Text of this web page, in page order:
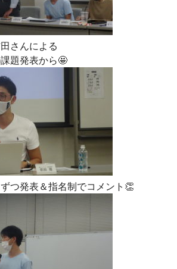
さんによる
題発表から🤩
つ発表＆指名制でコメント👏